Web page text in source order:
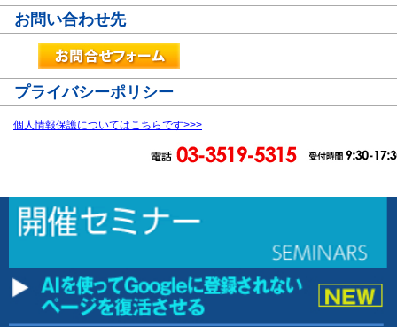
お問い合わせ先
プライバシーポリシー
個人情報保護についてはこちらです>>>